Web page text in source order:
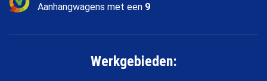
Aanhangwagens met een 9
Werkgebieden: